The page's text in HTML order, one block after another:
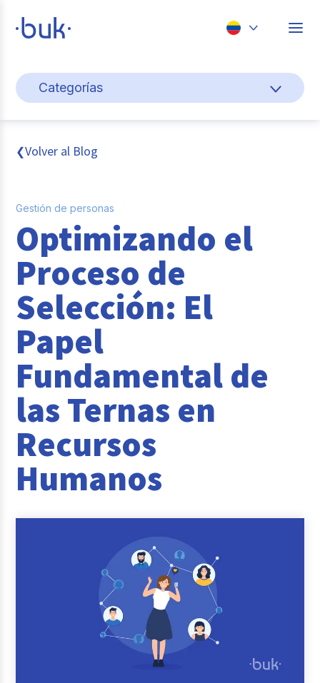
Perú
Categorías
Cultura y bienestar laboral
Gestión de personas
Pago de nómina
Buk
Transformación digital
Tendencias y Data
Reclutamiento y Selección
Casos de éxito
Columna del Experto
❮Volver al Blog
Gestión de personas
Optimizando el
Proceso de
Selección: El
Papel
Fundamental de
las Ternas en
Recursos
Humanos